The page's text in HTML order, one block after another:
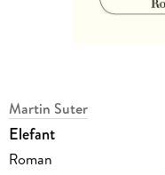
Martin Suter
Elefant
Roman